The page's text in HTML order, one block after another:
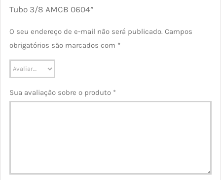
Tubo 3/8 AMCB 0604”
O seu endereço de e-mail não será publicado. Campos
obrigatórios são marcados com *
Sua avaliação sobre o produto *